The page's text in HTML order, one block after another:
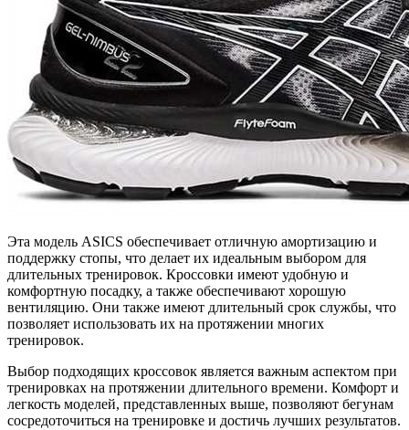
Эта модель ASICS обеспечивает отличную амортизацию и
поддержку стопы, что делает их идеальным выбором для
длительных тренировок. Кроссовки имеют удобную и
комфортную посадку, а также обеспечивают хорошую
вентиляцию. Они также имеют длительный срок службы, что
позволяет использовать их на протяжении многих
тренировок.
Выбор подходящих кроссовок является важным аспектом при
тренировках на протяжении длительного времени. Комфорт и
легкость моделей, представленных выше, позволяют бегунам
сосредоточиться на тренировке и достичь лучших результатов.